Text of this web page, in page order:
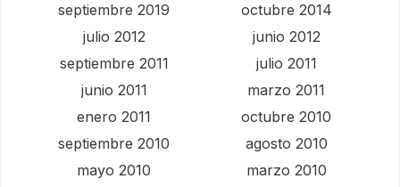
septiembre 2019
octubre 2014
julio 2012
junio 2012
septiembre 2011
julio 2011
junio 2011
marzo 2011
enero 2011
octubre 2010
septiembre 2010
agosto 2010
mayo 2010
marzo 2010